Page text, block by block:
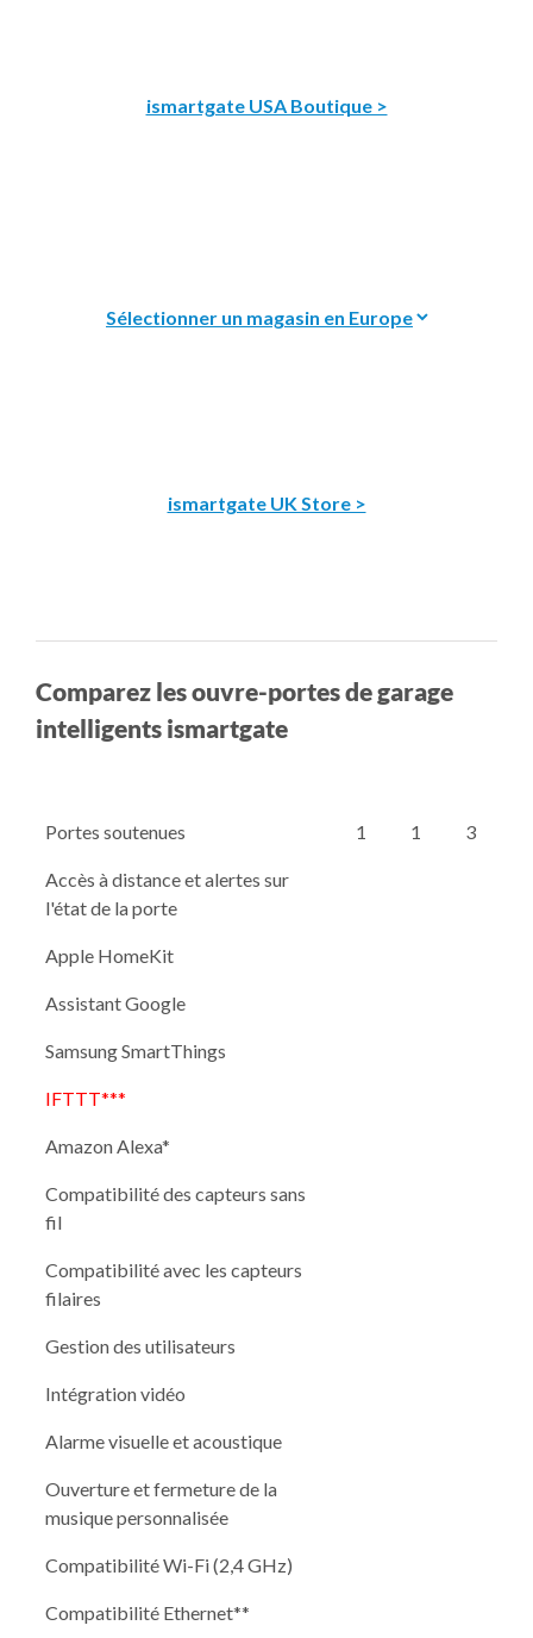
ismartgate USA Boutique >
ismartgate UK Store >
Comparez les ouvre-portes de garage
intelligents ismartgate
Portes soutenues 1 1 3
Accès à distance et alertes sur
l'état de la porte
Apple HomeKit
Assistant Google
Samsung SmartThings
IFTTT***
Amazon Alexa*
Compatibilité des capteurs sans
fil
Compatibilité avec les capteurs
filaires
Gestion des utilisateurs
Intégration vidéo
Alarme visuelle et acoustique
Ouverture et fermeture de la
musique personnalisée
Compatibilité Wi-Fi (2,4 GHz)
Compatibilité Ethernet**